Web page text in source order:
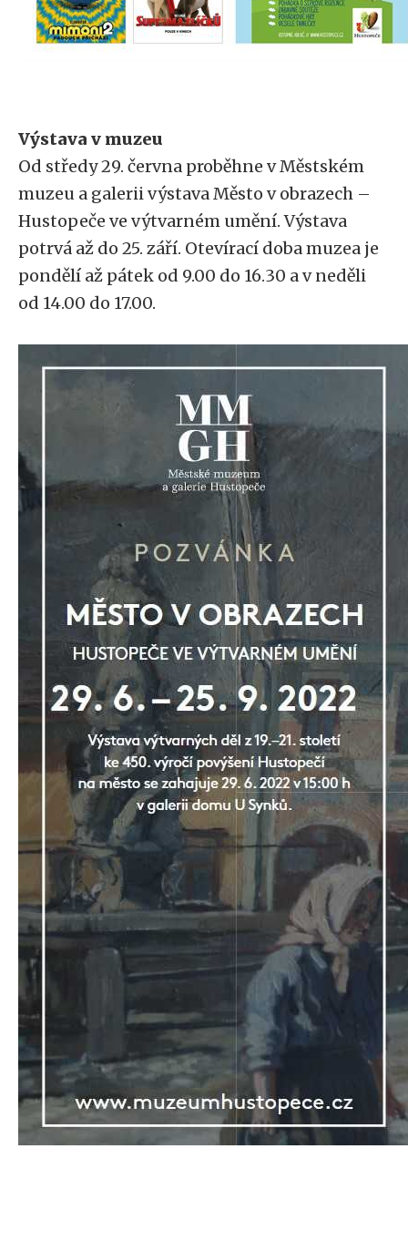
Výstava v muzeu
Od středy 29. června proběhne v Městském
muzeu a galerii výstava Město v obrazech –
Hustopeče ve výtvarném umění. Výstava
potrvá až do 25. září. Otevírací doba muzea je
pondělí až pátek od 9.00 do 16.30 a v neděli
od 14.00 do 17.00.